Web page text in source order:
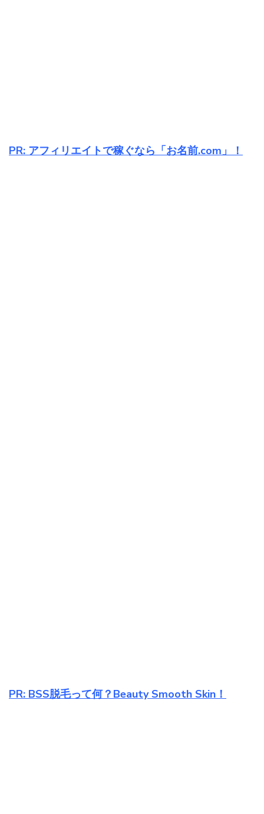
PR: アフィリエイトで稼ぐなら「お名前.com」！
PR: BSS脱毛って何？Beauty Smooth Skin！